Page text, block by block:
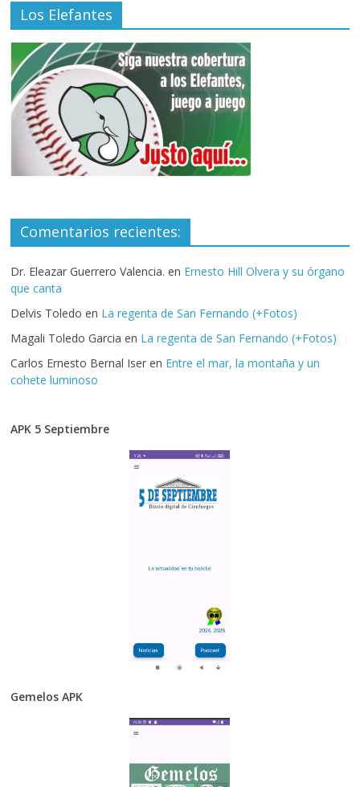
Los Elefantes
Comentarios recientes:
Dr. Eleazar Guerrero Valencia. en Ernesto Hill Olvera y su órgano
que canta
Delvis Toledo en La regenta de San Fernando (+Fotos)
Magali Toledo Garcia en La regenta de San Fernando (+Fotos)
Carlos Ernesto Bernal Iser en Entre el mar, la montaña y un
cohete luminoso
APK 5 Septiembre
Gemelos APK